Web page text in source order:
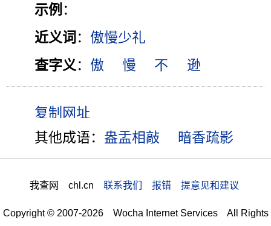
示例 ：
近义词 ：傲慢少礼
查字义 ：傲 慢 不 逊
其他成语： 盎盂相敲 暗香疏影
我查网 chl.cn 联系我们 报错 提意见和建议
Copyright © 2007-2026 Wocha Internet Services All Rights